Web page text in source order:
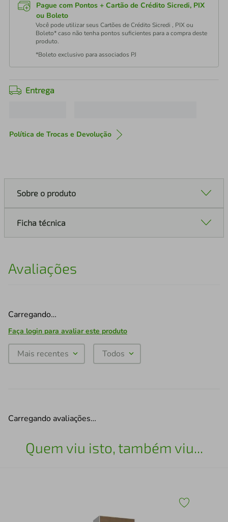
Pague com Pontos + Cartão de Crédito Sicredi, PIX
ou Boleto
Você pode utilizar seus Cartões de Crédito Sicredi , PIX ou
Boleto* caso não tenha pontos suficientes para a compra deste
produto.
*Boleto exclusivo para associados PJ
Entrega
Política de Trocas e Devolução
Sobre o produto
Ficha técnica
Avaliações
Carregando…
Faça login para avaliar este produto
Mais recentes Todos
Carregando avaliações…
Quem viu isto, também viu...